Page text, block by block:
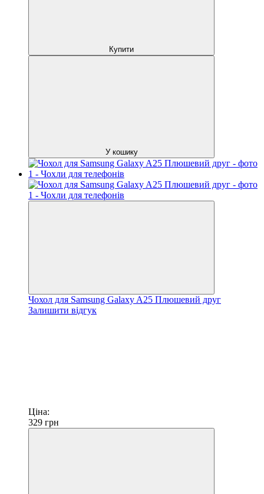
Купити
У кошику
Чохол для Samsung Galaxy A25 Плюшевий друг
Залишити відгук
Ціна:
329 грн